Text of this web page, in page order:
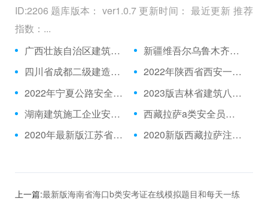
ID:2206 题库版本： ver1.0.7 更新时间： 最近更新 推荐
指数：...
广西壮族自治区建筑施工安全c证在线模拟考试模拟试题内部资料
新疆维吾尔乌鲁木齐建筑施工企业安全管理c证真题
四川省成都二级建造师公路考试考试题型带每天一练
2022年陕西省西安一级建造师安全c证考核模拟习题
2022年宁夏公路安全员电子题库
2023版吉林省建筑八大员在线模拟考试历年真题
湖南建筑施工企业安全管理a证在线模拟题库
西藏拉萨a类安全员在线考试真题
2020年最新版江苏省建筑八大员材料员测试模拟习题与基础知识
2020新版西藏拉萨注册安全师在线测试真题库有培训
上一篇:最新版海南省海口b类安考证在线模拟题目和每天一练